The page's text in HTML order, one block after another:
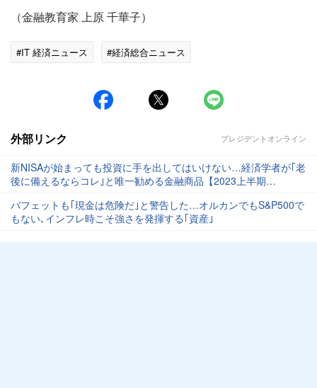
（金融教育家 上原 千華子）
#IT 経済ニュース #経済総合ニュース
外部リンク プレジデントオンライン
新NISAが始まっても投資に手を出してはいけない…経済学者が｢老
後に備えるならコレ｣と唯一勧める金融商品【2023上半期
バフェットも｢現金は危険だ｣と警告した…オルカンでもS&P500で
もない､インフレ時こそ強さを発揮する｢資産｣